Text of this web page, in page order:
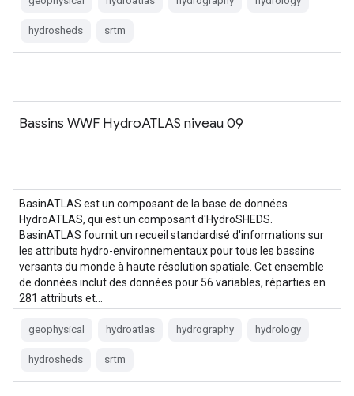
hydrosheds srtm
Bassins WWF HydroATLAS niveau 09
BasinATLAS est un composant de la base de données
HydroATLAS, qui est un composant d'HydroSHEDS.
BasinATLAS fournit un recueil standardisé d'informations sur
les attributs hydro-environnementaux pour tous les bassins
versants du monde à haute résolution spatiale. Cet ensemble
de données inclut des données pour 56 variables, réparties en
281 attributs et…
geophysical hydroatlas hydrography hydrology
hydrosheds srtm